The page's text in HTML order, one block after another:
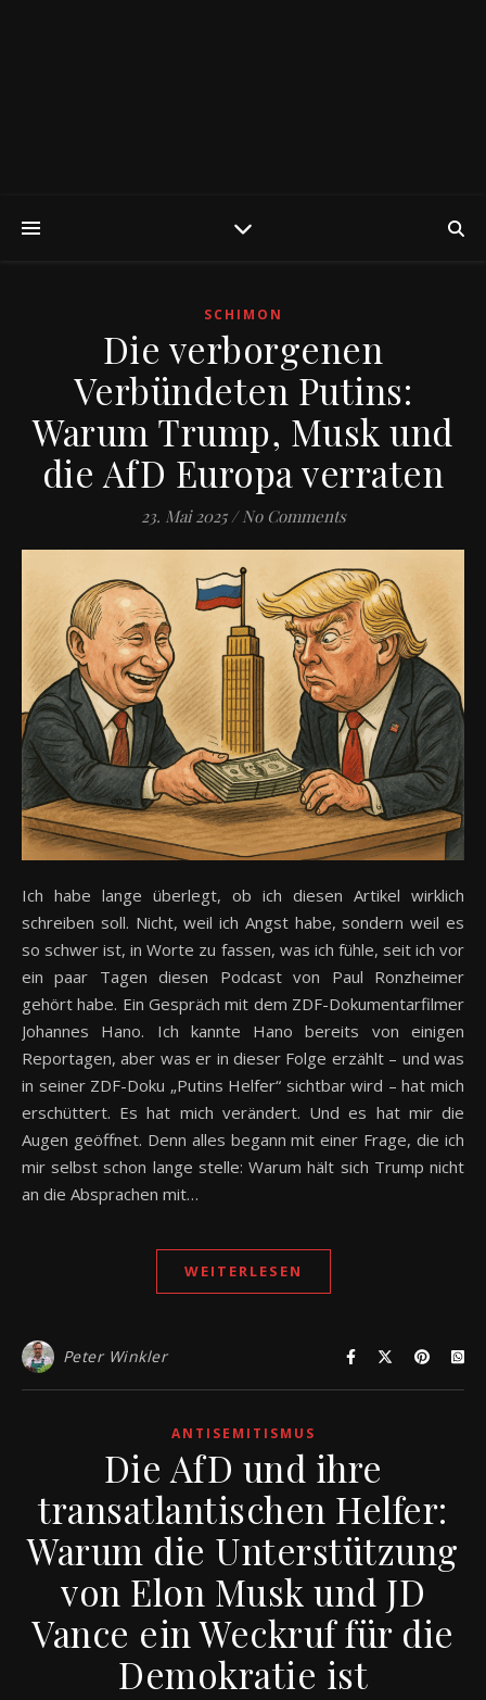
SCHIMON
Die verborgenen
Verbündeten Putins:
Warum Trump, Musk und
die AfD Europa verraten
23. Mai 2025 / No Comments
Ich habe lange überlegt, ob ich diesen Artikel wirklich
schreiben soll. Nicht, weil ich Angst habe, sondern weil es
so schwer ist, in Worte zu fassen, was ich fühle, seit ich vor
ein paar Tagen diesen Podcast von Paul Ronzheimer
gehört habe. Ein Gespräch mit dem ZDF-Dokumentarfilmer
Johannes Hano. Ich kannte Hano bereits von einigen
Reportagen, aber was er in dieser Folge erzählt – und was
in seiner ZDF-Doku „Putins Helfer“ sichtbar wird – hat mich
erschüttert. Es hat mich verändert. Und es hat mir die
Augen geöffnet. Denn alles begann mit einer Frage, die ich
mir selbst schon lange stelle: Warum hält sich Trump nicht
an die Absprachen mit…
WEITERLESEN
Peter Winkler
ANTISEMITISMUS
Die AfD und ihre
transatlantischen Helfer:
Warum die Unterstützung
von Elon Musk und JD
Vance ein Weckruf für die
Demokratie ist